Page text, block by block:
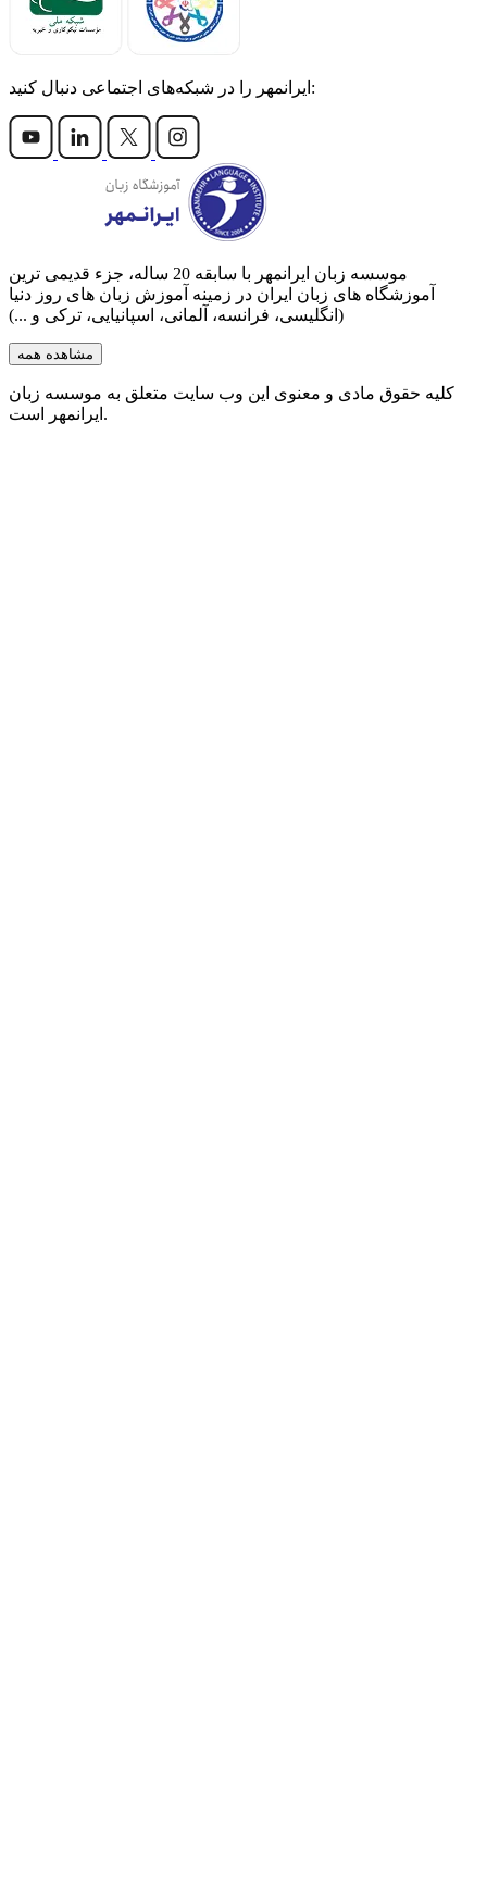
ایرانمهر را در شبکه‌های اجتماعی دنبال کنید:
موسسه زبان ایرانمهر با سابقه‌ 20 ساله، جزء قدیمی ترین
آموزشگاه های زبان ایران در زمینه آموزش زبان های روز دنیا
(انگلیسی، فرانسه، آلمانی، اسپانیایی، ترکی و ...)
مشاهده همه
کلیه حقوق مادی و معنوی این وب سایت متعلق به موسسه زبان
ایرانمهر است.